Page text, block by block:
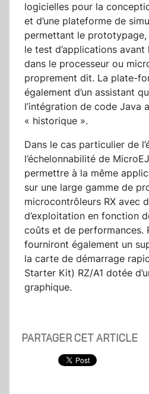
logicielles pour la
et d’une plateforme de
permettant le
le test d’applications
dans le processeur ou
proprement dit. La plate-
également d’un assistant
l’intégration de code Java
« historique ».
Dans le cas particulier de
l’échelonnabilité de
permettre à la même
sur une large gamme de
microcontrôleurs RX avec
d’exploitation en fonction
coûts et de performances.
fourniront également un
la carte de démarrage
Starter Kit) RZ/A1 dotée
graphique.
PARTAGER CET ARTICLE